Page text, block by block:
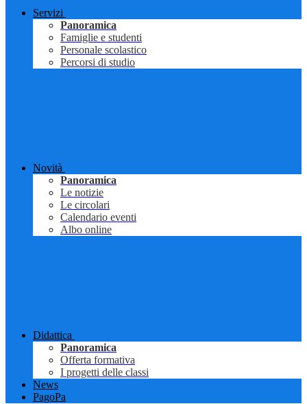
Servizi
Panoramica
Famiglie e studenti
Personale scolastico
Percorsi di studio
Novità
Panoramica
Le notizie
Le circolari
Calendario eventi
Albo online
Didattica
Panoramica
Offerta formativa
I progetti delle classi
News
PagoPa